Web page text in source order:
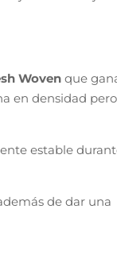
Woven que
en densidad pero
estable
de dar una